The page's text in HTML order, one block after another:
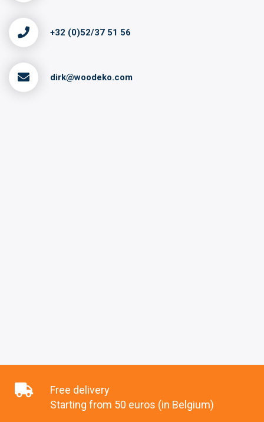
+32 (0)52/37 51 56
dirk@woodeko.com
Free delivery
Starting from 50 euros (in Belgium)